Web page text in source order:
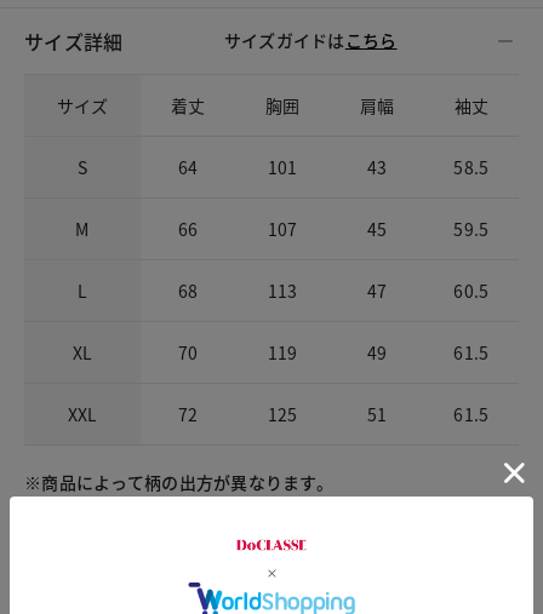
サイズ詳細 サイズガイドは こちら
サイズ 着丈 胸囲 肩幅 袖丈
S 64 101 43 58.5
M 66 107 45 59.5
L 68 113 47 60.5
XL 70 119 49 61.5
XXL 72 125 51 61.5
※商品によって柄の出方が異なります。